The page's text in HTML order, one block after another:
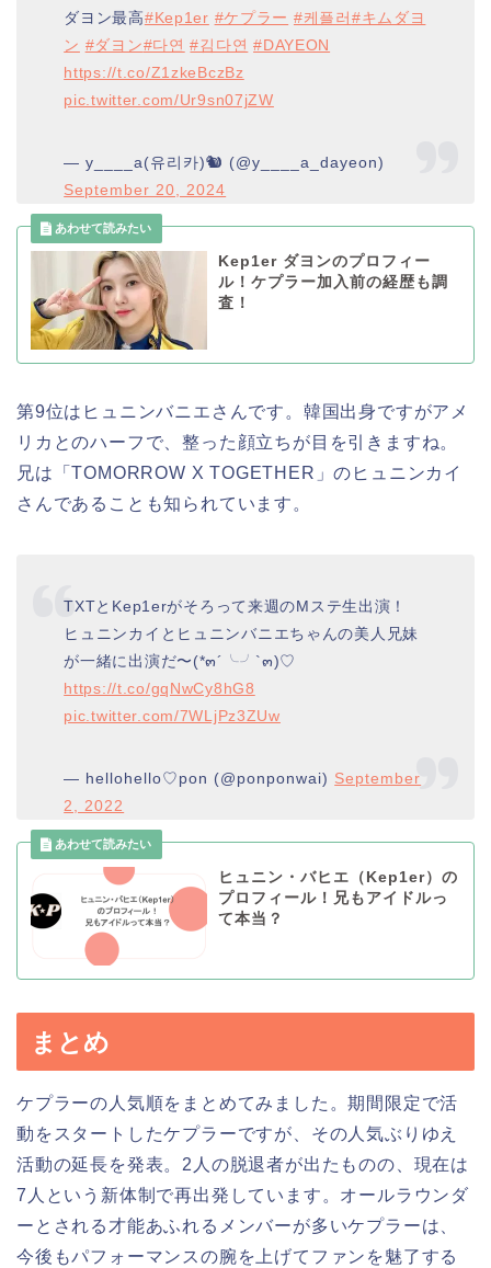
ダヨン最高#Kep1er #ケプラー #케플러#キムダヨ
ン #ダヨン#다연 #김다연 #DAYEON
https://t.co/Z1zkeBczBz
pic.twitter.com/Ur9sn07jZW
— y____a(유리카)🐿 (@y____a_dayeon)
September 20, 2024
Kep1er ダヨンのプロフィー
ル！ケプラー加入前の経歴も調
査！
第9位はヒュニンバニエさんです。韓国出身ですがアメ
リカとのハーフで、整った顔立ちが目を引きますね。
兄は「TOMORROW X TOGETHER」のヒュニンカイ
さんであることも知られています。
TXTとKep1erがそろって来週のMステ生出演！
ヒュニンカイとヒュニンバニエちゃんの美人兄妹
が一緒に出演だ〜(*๓´╰╯`๓)♡
https://t.co/gqNwCy8hG8
pic.twitter.com/7WLjPz3ZUw
— hellohello♡pon (@ponponwai) September
2, 2022
ヒュニン・バヒエ（Kep1er）の
プロフィール！兄もアイドルっ
て本当？
まとめ
ケプラーの人気順をまとめてみました。期間限定で活
動をスタートしたケプラーですが、その人気ぶりゆえ
活動の延長を発表。2人の脱退者が出たものの、現在は
7人という新体制で再出発しています。オールラウンダ
ーとされる才能あふれるメンバーが多いケプラーは、
今後もパフォーマンスの腕を上げてファンを魅了する